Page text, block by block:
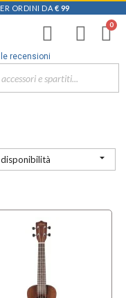
ORDINI DA € 99
le recensioni
